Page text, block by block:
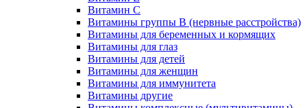
Витамин С
Витамины группы В (нервные расстройства)
Витамины для беременных и кормящих
Витамины для глаз
Витамины для детей
Витамины для женщин
Витамины для иммунитета
Витамины другие